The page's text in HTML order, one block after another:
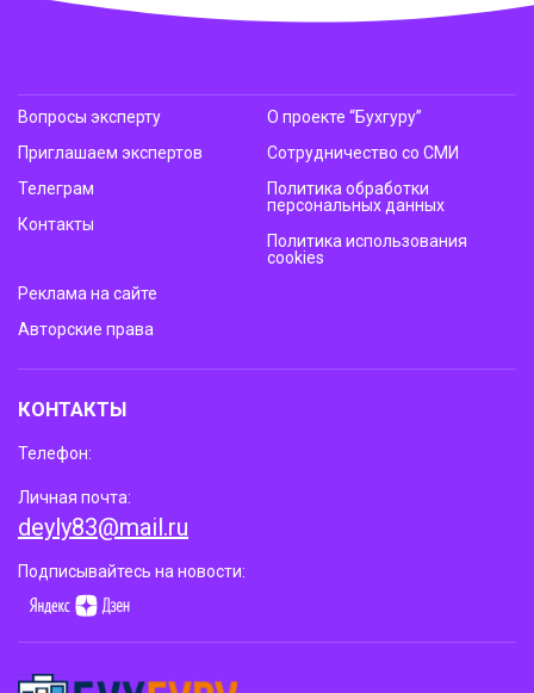
Вопросы эксперту
Приглашаем экспертов
Телеграм
Контакты
О проекте “Бухгуру”
Сотрудничество со СМИ
Политика обработки
персональных данных
Политика использования
cookies
Реклама на сайте
Авторские права
КОНТАКТЫ
Телефон:
Личная почта:
deyly83@mail.ru
Подписывайтесь на новости: